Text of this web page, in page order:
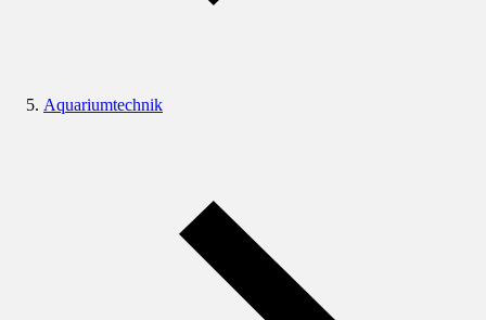
Aquariumtechnik